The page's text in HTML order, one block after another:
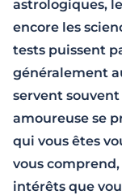
astrologiques,
encore les
tests puissent
généralement
servent
amoureuse se
qui vous êtes
vous comprend,
intérêts que